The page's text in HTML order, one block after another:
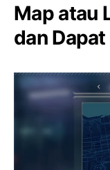
Map atau
dan